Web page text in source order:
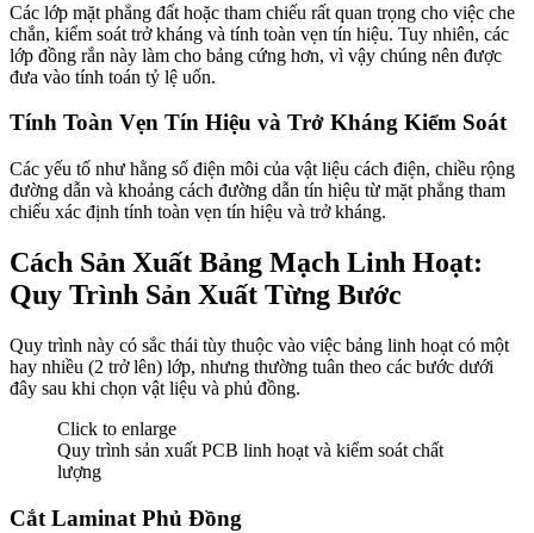
Các lớp mặt phẳng đất hoặc tham chiếu rất quan trọng cho việc che
chắn, kiểm soát trở kháng và tính toàn vẹn tín hiệu. Tuy nhiên, các
lớp đồng rắn này làm cho bảng cứng hơn, vì vậy chúng nên được
đưa vào tính toán tỷ lệ uốn.
Tính Toàn Vẹn Tín Hiệu và Trở Kháng Kiểm Soát
Các yếu tố như hằng số điện môi của vật liệu cách điện, chiều rộng
đường dẫn và khoảng cách đường dẫn tín hiệu từ mặt phẳng tham
chiếu xác định tính toàn vẹn tín hiệu và trở kháng.
Cách Sản Xuất Bảng Mạch Linh Hoạt:
Quy Trình Sản Xuất Từng Bước
Quy trình này có sắc thái tùy thuộc vào việc bảng linh hoạt có một
hay nhiều (2 trở lên) lớp, nhưng thường tuân theo các bước dưới
đây sau khi chọn vật liệu và phủ đồng.
Click to enlarge
Quy trình sản xuất PCB linh hoạt và kiểm soát chất
lượng
Cắt Laminat Phủ Đồng